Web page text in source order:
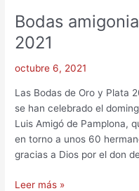
Bodas
2021
octubre 6, 2021
Las Bodas de Oro y Plata
se han celebrado el
Luis Amigó de Pamplona,
en torno a unos 60
gracias a Dios por el don
de
Oro
y
Plata
Leer más »